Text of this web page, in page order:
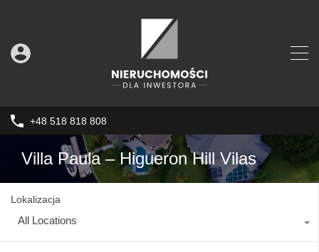
+48 518 818 808
Villa Paula – Higueron Hill Vilas
Lokalizacja
All Locations